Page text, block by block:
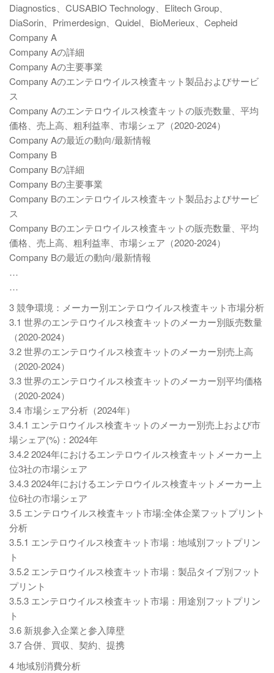
Diagnostics、CUSABIO Technology、Elitech Group、
DiaSorin、Primerdesign、Quidel、BioMerieux、Cepheid
Company A
Company Aの詳細
Company Aの主要事業
Company Aのエンテロウイルス検査キット製品およびサービ
ス
Company Aのエンテロウイルス検査キットの販売数量、平均
価格、売上高、粗利益率、市場シェア（2020-2024）
Company Aの最近の動向/最新情報
Company B
Company Bの詳細
Company Bの主要事業
Company Bのエンテロウイルス検査キット製品およびサービ
ス
Company Bのエンテロウイルス検査キットの販売数量、平均
価格、売上高、粗利益率、市場シェア（2020-2024）
Company Bの最近の動向/最新情報
…
…
3 競争環境：メーカー別エンテロウイルス検査キット市場分析
3.1 世界のエンテロウイルス検査キットのメーカー別販売数量
（2020-2024）
3.2 世界のエンテロウイルス検査キットのメーカー別売上高
（2020-2024）
3.3 世界のエンテロウイルス検査キットのメーカー別平均価格
（2020-2024）
3.4 市場シェア分析（2024年）
3.4.1 エンテロウイルス検査キットのメーカー別売上および市
場シェア(%)：2024年
3.4.2 2024年におけるエンテロウイルス検査キットメーカー上
位3社の市場シェア
3.4.3 2024年におけるエンテロウイルス検査キットメーカー上
位6社の市場シェア
3.5 エンテロウイルス検査キット市場:全体企業フットプリント
分析
3.5.1 エンテロウイルス検査キット市場：地域別フットプリン
ト
3.5.2 エンテロウイルス検査キット市場：製品タイプ別フット
プリント
3.5.3 エンテロウイルス検査キット市場：用途別フットプリン
ト
3.6 新規参入企業と参入障壁
3.7 合併、買収、契約、提携
4 地域別消費分析